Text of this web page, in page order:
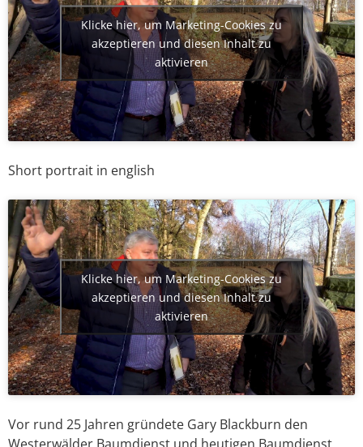
Klicke hier, um Marketing-Cookies zu
akzeptieren und diesen Inhalt zu
aktivieren
Short portrait in english
Klicke hier, um Marketing-Cookies zu
akzeptieren und diesen Inhalt zu
aktivieren
Vor rund 25 Jahren gründete Gary Blackburn den
Westerwälder Baumdienst und heutigen Baumdienst